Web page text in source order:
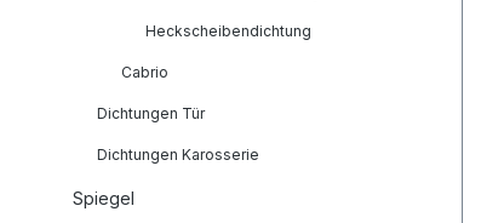
Heckscheibendichtung
Cabrio
Dichtungen Tür
Dichtungen Karosserie
Spiegel